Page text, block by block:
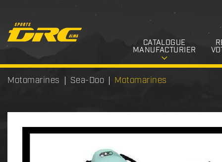
CATALOGUE
MANUFACTURIER
Motomarines Sea-Doo Motomarines